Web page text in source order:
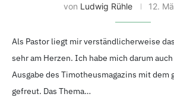
von Ludwig Rühle 12.
Als Pastor liegt mir verständlicherweise
sehr am Herzen. Ich habe mich darum
Ausgabe des Timotheusmagazins mit dem
gefreut. Das Thema…